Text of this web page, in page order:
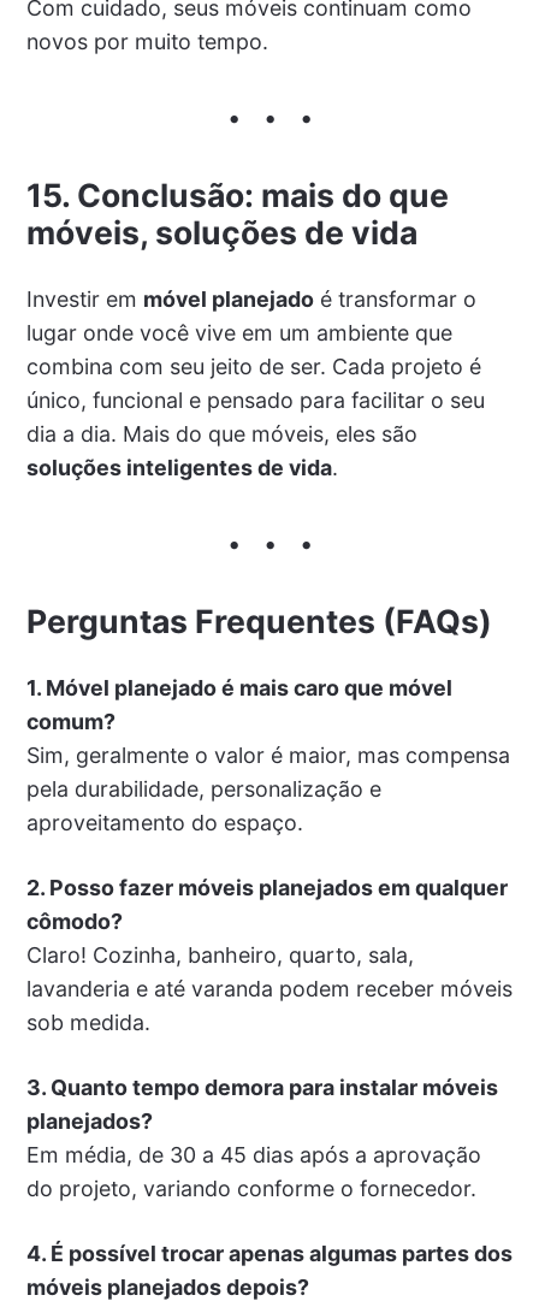
Com cuidado, seus móveis continuam como
novos por muito tempo.
15. Conclusão: mais do que
móveis, soluções de vida
Investir em móvel planejadoé transformar o
lugar onde você vive em um ambiente que
combina com seu jeito de ser. Cada projeto é
único, funcional e pensado para facilitar o seu
dia a dia. Mais do que móveis, eles são
soluções inteligentes de vida.
Perguntas Frequentes (FAQs)
1. Móvel planejado é mais caro que móvel
comum?
Sim, geralmente o valor é maior, mas compensa
pela durabilidade, personalização e
aproveitamento do espaço.
2. Posso fazer móveis planejados em qualquer
cômodo?
Claro! Cozinha, banheiro, quarto, sala,
lavanderia e até varanda podem receber móveis
sob medida.
3. Quanto tempo demora para instalar móveis
planejados?
Em média, de 30 a 45 dias após a aprovação
do projeto, variando conforme o fornecedor.
4. É possível trocar apenas algumas partes dos
móveis planejados depois?